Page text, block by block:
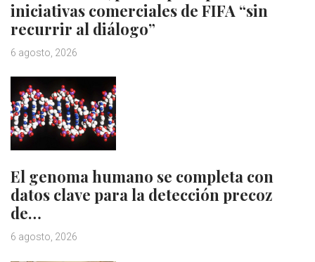
iniciativas comerciales de FIFA “sin
recurrir al diálogo”
6 agosto, 2026
El genoma humano se completa con
datos clave para la detección precoz
de…
6 agosto, 2026